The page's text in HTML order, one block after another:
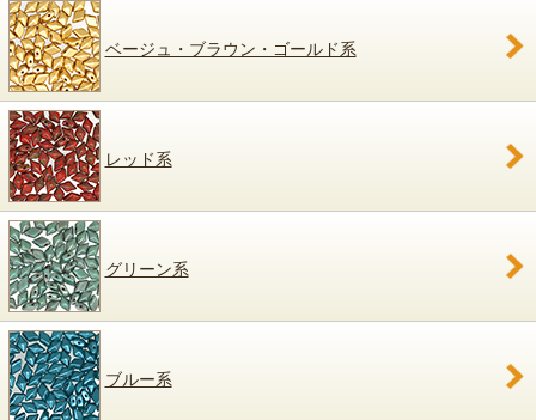
ベージュ・ブラウン・ゴールド系
レッド系
グリーン系
ブルー系